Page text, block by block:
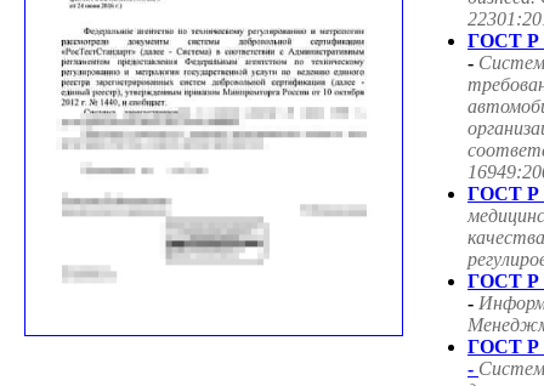
ГОСТ Р
-
ГОСТ Р
ГОСТ Р
-
ГОСТ Р
-